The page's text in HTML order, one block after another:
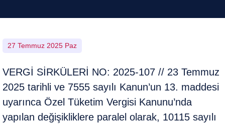
27 Temmuz 2025 Paz
VERGİ SİRKÜLERİ NO: 2025-107 // 23 Temmuz
2025 tarihli ve 7555 sayılı Kanun’un 13. maddesi
uyarınca Özel Tüketim Vergisi Kanunu’nda
yapılan değişikliklere paralel olarak, 10115 sayılı